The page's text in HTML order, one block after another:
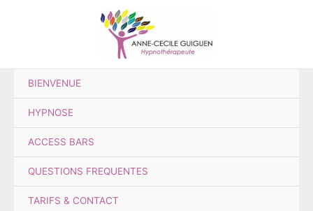
BIENVENUE
HYPNOSE
ACCESS BARS
QUESTIONS FREQUENTES
TARIFS & CONTACT